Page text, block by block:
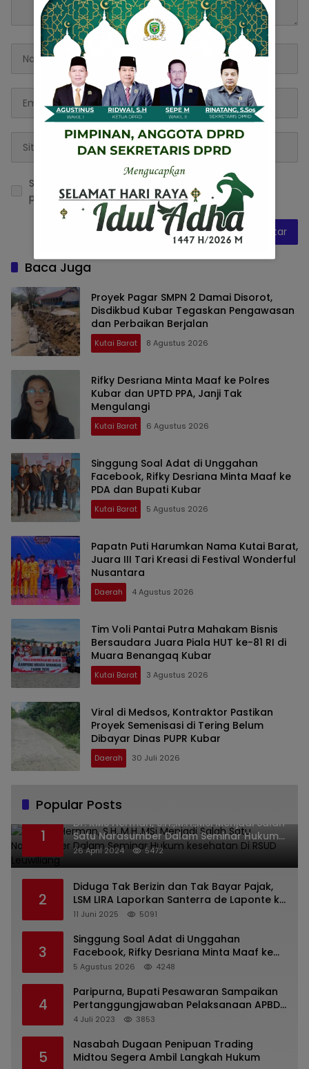
Simpan nama, email, dan situs web saya pada
peramban ini untuk komentar saya berikutnya.
Baca Juga
Proyek Pagar SMPN 2 Damai Disorot,
Disdikbud Kubar Tegaskan Pengawasan
dan Perbaikan Berjalan
Kutai Barat 8 Agustus 2026
Rifky Desriana Minta Maaf ke Polres
Kubar dan UPTD PPA, Janji Tak
Mengulangi
Kutai Barat 6 Agustus 2026
Singgung Soal Adat di Unggahan
Facebook, Rifky Desriana Minta Maaf ke
PDA dan Bupati Kubar
Kutai Barat 5 Agustus 2026
Papatn Puti Harumkan Nama Kutai Barat,
Juara III Tari Kreasi di Festival Wonderful
Nusantara
Daerah 4 Agustus 2026
Tim Voli Pantai Putra Mahakam Bisnis
Bersaudara Juara Piala HUT ke-81 RI di
Muara Benangaq Kubar
Kutai Barat 3 Agustus 2026
Viral di Medsos, Kontraktor Pastikan
Proyek Semenisasi di Tering Belum
Dibayar Dinas PUPR Kubar
Daerah 30 Juli 2026
Popular Posts
1
Dr. KMS Herman, S.H.,M.H.,MSi Menjadi Salah
Satu Narasumber Dalam Seminar Hukum
kesehatan Di RSUD Leuwiliang
26 April 2024 5472
2
Diduga Tak Berizin dan Tak Bayar Pajak,
LSM LIRA Laporkan Santerra de Laponte ke
Kejaksaan Kota Batu
11 Juni 2025 5091
3
Singgung Soal Adat di Unggahan
Facebook, Rifky Desriana Minta Maaf ke
PDA dan Bupati Kubar
5 Agustus 2026 4248
4
Paripurna, Bupati Pesawaran Sampaikan
Pertanggungjawaban Pelaksanaan APBD
2022
4 Juli 2023 3853
5
Nasabah Dugaan Penipuan Trading
Midtou Segera Ambil Langkah Hukum